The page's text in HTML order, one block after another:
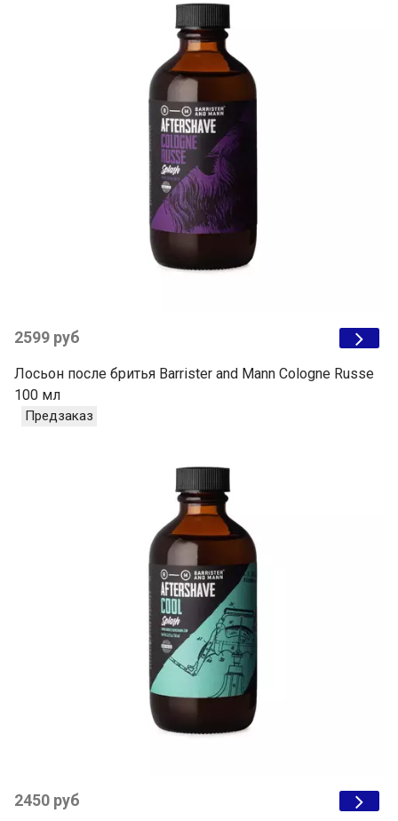
2599 руб
Лосьон после бритья Barrister and Mann Cologne Russe
100 мл
Предзаказ
2450 руб